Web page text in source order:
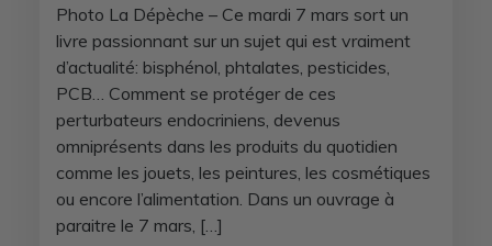
Photo La Dépèche – Ce mardi 7 mars sort un
livre passionnant sur un sujet qui est vraiment
d’actualité: bisphénol, phtalates, pesticides,
PCB… Comment se protéger de ces
perturbateurs endocriniens, devenus
omniprésents dans les produits du quotidien
comme les jouets, les peintures, les cosmétiques
ou encore l’alimentation. Dans un ouvrage à
paraitre le 7 mars, […]